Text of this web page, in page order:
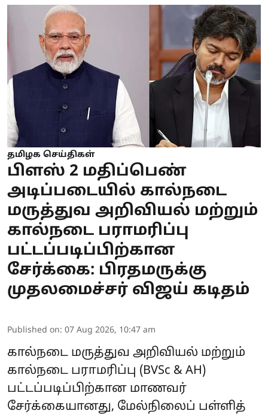
தமிழக செய்திகள்
பிளஸ் 2 மதிப்பெண்
அடிப்படையில் கால்நடை
மருத்துவ அறிவியல் மற்றும்
கால்நடை பராமரிப்பு
பட்டப்படிப்பிற்கான
சேர்க்கை: பிரதமருக்கு
முதலமைச்சர் விஜய் கடிதம்
Published on: 07 Aug 2026, 10:47 am
கால்நடை மருத்துவ அறிவியல் மற்றும்
கால்நடை பராமரிப்பு (BVSc & AH)
பட்டப்படிப்பிற்கான மாணவர்
சேர்க்கையானது, மேல்நிலைப் பள்ளித்